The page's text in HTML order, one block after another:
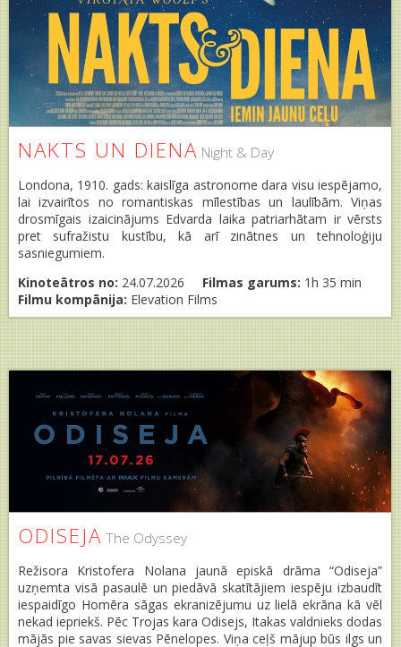
NAKTS UN DIENA Night & Day
Londona, 1910. gads: kaislīga astronome dara visu iespējamo,
lai izvairītos no romantiskas mīlestības un laulībām. Viņas
drosmīgais izaicinājums Edvarda laika patriarhātam ir vērsts
pret sufražistu kustību, kā arī zinātnes un tehnoloģiju
sasniegumiem.
Kinoteātros no: 24.07.2026 Filmas garums: 1h 35 min
Filmu kompānija: Elevation Films
ODISEJA The Odyssey
Režisora Kristofera Nolana jaunā episkā drāma “Odiseja”
uzņemta visā pasaulē un piedāvā skatītājiem iespēju izbaudīt
iespaidīgo Homēra sāgas ekranizējumu uz lielā ekrāna kā vēl
nekad iepriekš. Pēc Trojas kara Odisejs, Itakas valdnieks dodas
mājās pie savas sievas Pēnelopes. Viņa ceļš mājup būs ilgs un